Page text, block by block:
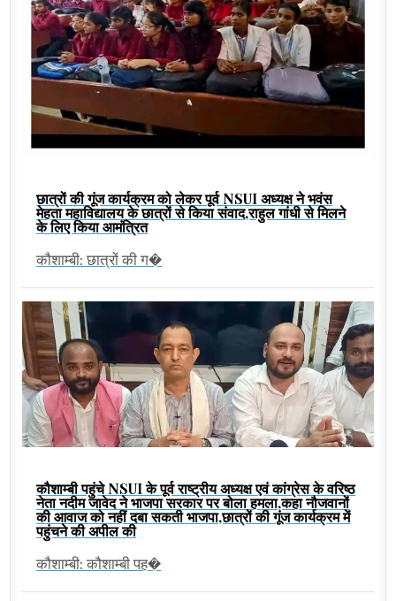
छात्रों की गूंज कार्यक्रम को लेकर पूर्व NSUI अध्यक्ष ने भवंस
मेहता महाविद्यालय के छात्रों से किया संवाद,राहुल गांधी से मिलने
के लिए किया आमंत्रित
कौशाम्बी: छात्रों की ग�
कौशाम्बी पहुंचे NSUI के पूर्व राष्ट्रीय अध्यक्ष एवं कांग्रेस के वरिष्ठ
नेता नदीम जावेद ने भाजपा सरकार पर बोला हमला,कहा नौजवानों
की आवाज को नहीं दबा सकती भाजपा,छात्रों की गूंज कार्यक्रम में
पहुंचने की अपील की
कौशाम्बी: कौशाम्बी पह�